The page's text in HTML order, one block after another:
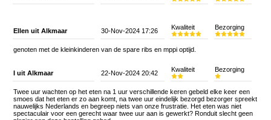
Ellen uit Alkmaar 30-Nov-2024 17:26 Kwaliteit Bezorging
genoten met de kleinkinderen van de spare ribs en mppi optijd.
I uit Alkmaar 22-Nov-2024 20:42 Kwaliteit Bezorging
Twee uur wachten op het eten na 1 uur verschillende keren gebeld elke keer een
smoes dat het eten er zo aan komt, na twee uur eindelijk bezorgd bezorger spreekt
nauwelijks Nederlands en begreep niets van onze frustratie. Het eten was niet
spectaculair voor een gerecht waar twee uur aan is gewerkt? Ronduit slecht geen